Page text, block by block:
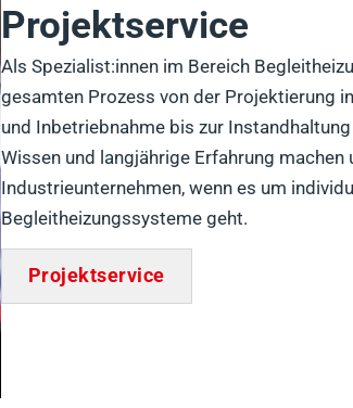
Projektservice
Als Spezialist:innen im Bereich
gesamten Prozess von der Projektierung
und Inbetriebnahme bis zur
Wissen und langjährige Erfahrung
Industrieunternehmen, wenn es um
Begleitheizungssysteme geht.
Projektservice